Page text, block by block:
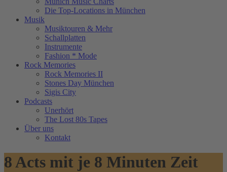
Die Top-Locations in München
Musik
Musiktouren & Mehr
Schallplatten
Instrumente
Fashion * Mode
Rock Memories
Rock Memories II
Stones Day München
Sigis City
Podcasts
Unerhört
The Lost 80s Tapes
Über uns
Kontakt
8 Acts mit je 8 Minuten Zeit